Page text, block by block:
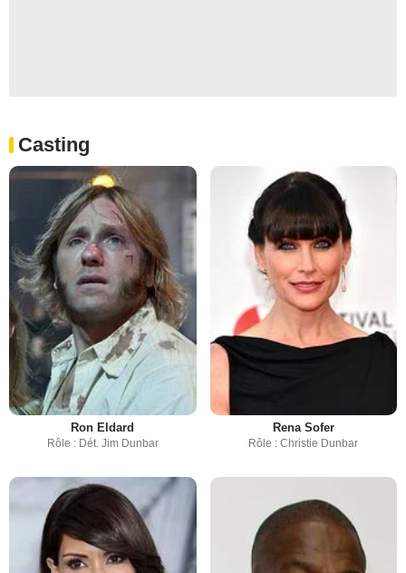
Casting
Ron Eldard
Rôle : Dét. Jim Dunbar
Rena Sofer
Rôle : Christie Dunbar